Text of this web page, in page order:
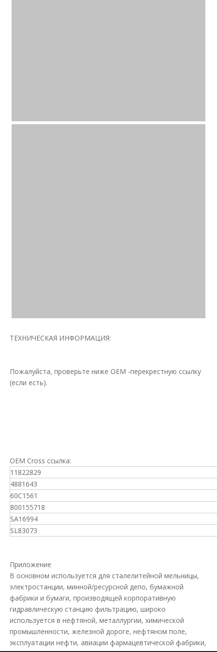
ТЕХНИЧЕСКАЯ ИНФОРМАЦИЯ:
Пожалуйста, проверьте ниже OEM -перекрестную ссылку
(если есть).
OEM Cross ссылка:
11822829
4881643
60C1561
800155718
SA16994
SL83073
Приложение
В основном используется для сталелитейной мельницы,
электростанции, минной/ресурсной депо, бумажной
фабрики и бумаги, производящей корпоративную
гидравлическую станцию ​​фильтрацию, широко
используется в нефтяной, металлургии, химической
промышленности, железной дороге, нефтяном поле,
эксплуатации нефти, авиации фармацевтической фабрики,